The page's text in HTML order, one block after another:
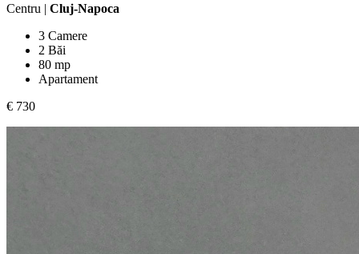
Centru | Cluj-Napoca
3 Camere
2 Băi
80 mp
Apartament
€ 730